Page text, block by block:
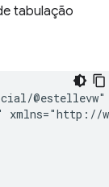
tabulação
xmlns="http://